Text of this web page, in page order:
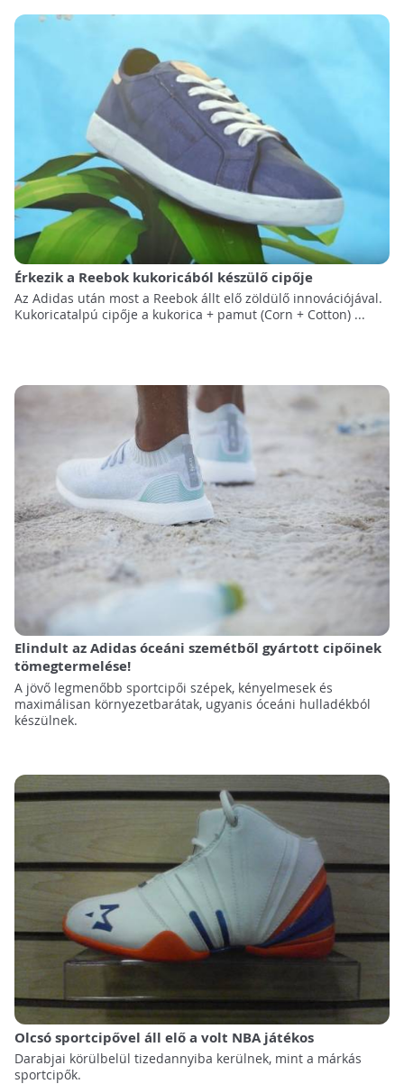
Érkezik a Reebok kukoricából készülő cipője
Az Adidas után most a Reebok állt elő zöldülő innovációjával.
Kukoricatalpú cipője a kukorica + pamut (Corn + Cotton) ...
Elindult az Adidas óceáni szemétből gyártott cipőinek
tömegtermelése!
A jövő legmenőbb sportcipői szépek, kényelmesek és
maximálisan környezetbarátak, ugyanis óceáni hulladékból
készülnek.
Olcsó sportcipővel áll elő a volt NBA játékos
Darabjai körülbelül tizedannyiba kerülnek, mint a márkás
sportcipők.